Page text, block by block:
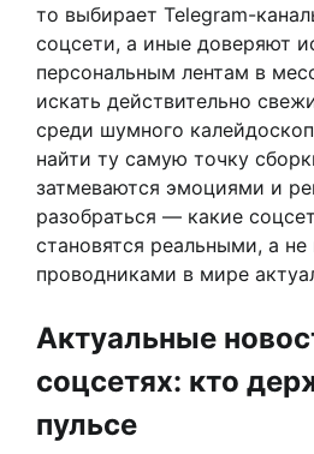
то выбирает Telegram-
соцсети, а иные доверяют
персональным лентам в
искать действительно
среди шумного
найти ту самую точку
затмеваются эмоциями и
разобраться — какие
становятся реальными, а
проводниками в мире
Актуальные
соцсетях: кто
пульсе